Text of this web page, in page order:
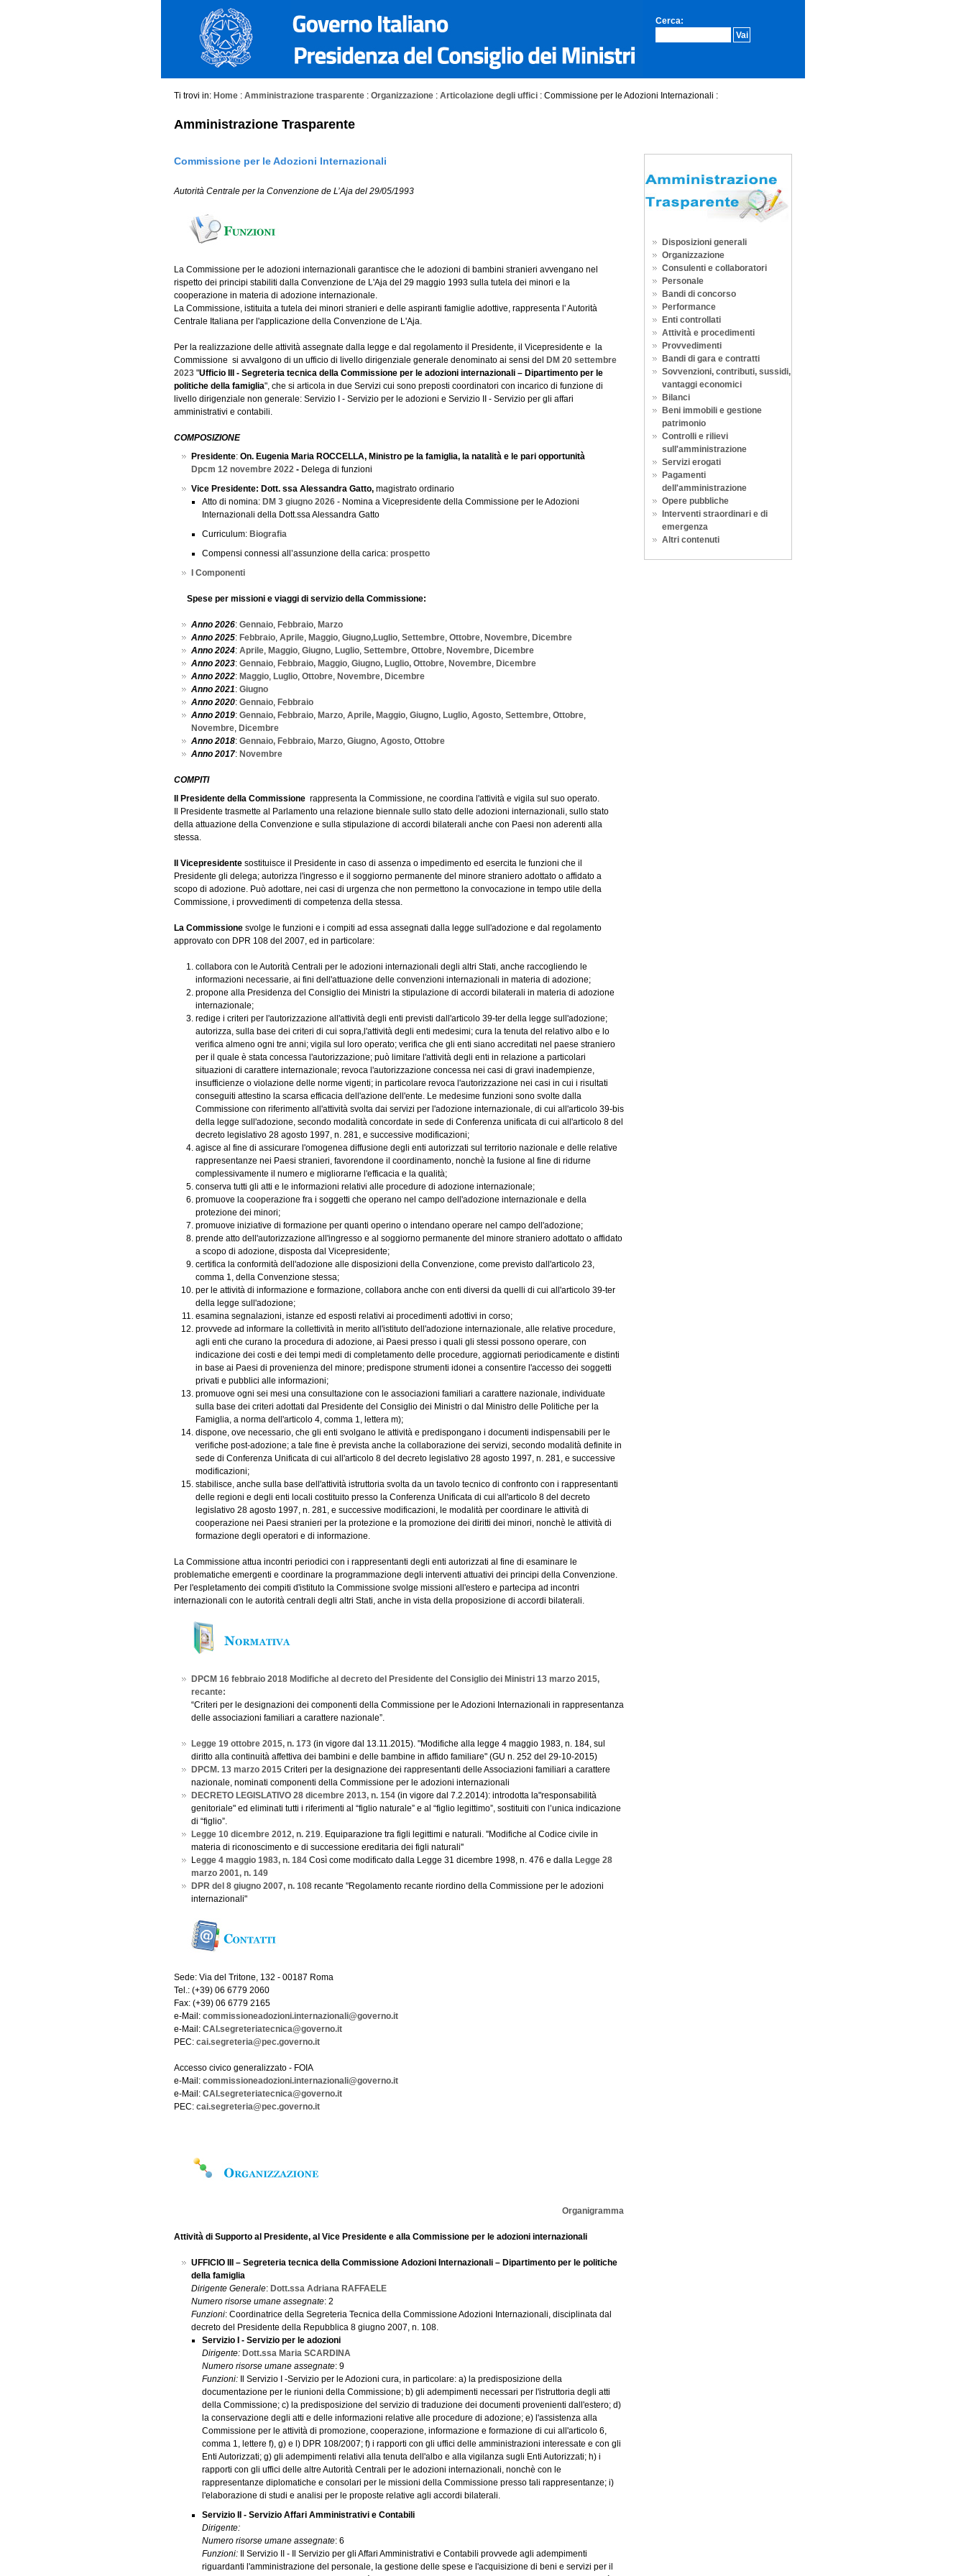
Cerca:
Ti trovi in: Home : Amministrazione trasparente : Organizzazione : Articolazione degli uffici : Commissione per le Adozioni Internazionali :
Amministrazione Trasparente
Commissione per le Adozioni Internazionali
Autorità Centrale per la Convenzione de L’Aja del 29/05/1993
La Commissione per le adozioni internazionali garantisce che le adozioni di bambini stranieri avvengano nel
rispetto dei principi stabiliti dalla Convenzione de L'Aja del 29 maggio 1993 sulla tutela dei minori e la
cooperazione in materia di adozione internazionale.
La Commissione, istituita a tutela dei minori stranieri e delle aspiranti famiglie adottive, rappresenta l' Autorità
Centrale Italiana per l'applicazione della Convenzione de L'Aja.
Per la realizzazione delle attività assegnate dalla legge e dal regolamento il Presidente, il Vicepresidente e la
Commissione si avvalgono di un ufficio di livello dirigenziale generale denominato ai sensi del DM 20 settembre
2023 "Ufficio III - Segreteria tecnica della Commissione per le adozioni internazionali – Dipartimento per le
politiche della famiglia", che si articola in due Servizi cui sono preposti coordinatori con incarico di funzione di
livello dirigenziale non generale: Servizio I - Servizio per le adozioni e Servizio II - Servizio per gli affari
amministrativi e contabili.
COMPOSIZIONE
Presidente: On. Eugenia Maria ROCCELLA, Ministro pe la famiglia, la natalità e le pari opportunità
Dpcm 12 novembre 2022 - Delega di funzioni
Vice Presidente: Dott. ssa Alessandra Gatto, magistrato ordinario
Atto di nomina: DM 3 giugno 2026 - Nomina a Vicepresidente della Commissione per le Adozioni
Internazionali della Dott.ssa Alessandra Gatto
Curriculum: Biografia
Compensi connessi all’assunzione della carica: prospetto
I Componenti
Spese per missioni e viaggi di servizio della Commissione:
Anno 2026: Gennaio, Febbraio, Marzo
Anno 2025: Febbraio, Aprile, Maggio, Giugno,Luglio, Settembre, Ottobre, Novembre, Dicembre
Anno 2024: Aprile, Maggio, Giugno, Luglio, Settembre, Ottobre, Novembre, Dicembre
Anno 2023: Gennaio, Febbraio, Maggio, Giugno, Luglio, Ottobre, Novembre, Dicembre
Anno 2022: Maggio, Luglio, Ottobre, Novembre, Dicembre
Anno 2021: Giugno
Anno 2020: Gennaio, Febbraio
Anno 2019: Gennaio, Febbraio, Marzo, Aprile, Maggio, Giugno, Luglio, Agosto, Settembre, Ottobre,
Novembre, Dicembre
Anno 2018: Gennaio, Febbraio, Marzo, Giugno, Agosto, Ottobre
Anno 2017: Novembre
COMPITI
Il Presidente della Commissione rappresenta la Commissione, ne coordina l'attività e vigila sul suo operato.
Il Presidente trasmette al Parlamento una relazione biennale sullo stato delle adozioni internazionali, sullo stato
della attuazione della Convenzione e sulla stipulazione di accordi bilaterali anche con Paesi non aderenti alla
stessa.
Il Vicepresidente sostituisce il Presidente in caso di assenza o impedimento ed esercita le funzioni che il
Presidente gli delega; autorizza l'ingresso e il soggiorno permanente del minore straniero adottato o affidato a
scopo di adozione. Può adottare, nei casi di urgenza che non permettono la convocazione in tempo utile della
Commissione, i provvedimenti di competenza della stessa.
La Commissione svolge le funzioni e i compiti ad essa assegnati dalla legge sull'adozione e dal regolamento
approvato con DPR 108 del 2007, ed in particolare:
collabora con le Autorità Centrali per le adozioni internazionali degli altri Stati, anche raccogliendo le
informazioni necessarie, ai fini dell'attuazione delle convenzioni internazionali in materia di adozione;
propone alla Presidenza del Consiglio dei Ministri la stipulazione di accordi bilaterali in materia di adozione
internazionale;
redige i criteri per l'autorizzazione all'attività degli enti previsti dall'articolo 39-ter della legge sull'adozione;
autorizza, sulla base dei criteri di cui sopra,l'attività degli enti medesimi; cura la tenuta del relativo albo e lo
verifica almeno ogni tre anni; vigila sul loro operato; verifica che gli enti siano accreditati nel paese straniero
per il quale è stata concessa l'autorizzazione; può limitare l'attività degli enti in relazione a particolari
situazioni di carattere internazionale; revoca l'autorizzazione concessa nei casi di gravi inadempienze,
insufficienze o violazione delle norme vigenti; in particolare revoca l'autorizzazione nei casi in cui i risultati
conseguiti attestino la scarsa efficacia dell'azione dell'ente. Le medesime funzioni sono svolte dalla
Commissione con riferimento all'attività svolta dai servizi per l'adozione internazionale, di cui all'articolo 39-bis
della legge sull'adozione, secondo modalità concordate in sede di Conferenza unificata di cui all'articolo 8 del
decreto legislativo 28 agosto 1997, n. 281, e successive modificazioni;
agisce al fine di assicurare l'omogenea diffusione degli enti autorizzati sul territorio nazionale e delle relative
rappresentanze nei Paesi stranieri, favorendone il coordinamento, nonchè la fusione al fine di ridurne
complessivamente il numero e migliorarne l'efficacia e la qualità;
conserva tutti gli atti e le informazioni relativi alle procedure di adozione internazionale;
promuove la cooperazione fra i soggetti che operano nel campo dell'adozione internazionale e della
protezione dei minori;
promuove iniziative di formazione per quanti operino o intendano operare nel campo dell'adozione;
prende atto dell'autorizzazione all'ingresso e al soggiorno permanente del minore straniero adottato o affidato
a scopo di adozione, disposta dal Vicepresidente;
certifica la conformità dell'adozione alle disposizioni della Convenzione, come previsto dall'articolo 23,
comma 1, della Convenzione stessa;
per le attività di informazione e formazione, collabora anche con enti diversi da quelli di cui all'articolo 39-ter
della legge sull'adozione;
esamina segnalazioni, istanze ed esposti relativi ai procedimenti adottivi in corso;
provvede ad informare la collettività in merito all'istituto dell'adozione internazionale, alle relative procedure,
agli enti che curano la procedura di adozione, ai Paesi presso i quali gli stessi possono operare, con
indicazione dei costi e dei tempi medi di completamento delle procedure, aggiornati periodicamente e distinti
in base ai Paesi di provenienza del minore; predispone strumenti idonei a consentire l'accesso dei soggetti
privati e pubblici alle informazioni;
promuove ogni sei mesi una consultazione con le associazioni familiari a carattere nazionale, individuate
sulla base dei criteri adottati dal Presidente del Consiglio dei Ministri o dal Ministro delle Politiche per la
Famiglia, a norma dell'articolo 4, comma 1, lettera m);
dispone, ove necessario, che gli enti svolgano le attività e predispongano i documenti indispensabili per le
verifiche post-adozione; a tale fine è prevista anche la collaborazione dei servizi, secondo modalità definite in
sede di Conferenza Unificata di cui all'articolo 8 del decreto legislativo 28 agosto 1997, n. 281, e successive
modificazioni;
stabilisce, anche sulla base dell'attività istruttoria svolta da un tavolo tecnico di confronto con i rappresentanti
delle regioni e degli enti locali costituito presso la Conferenza Unificata di cui all'articolo 8 del decreto
legislativo 28 agosto 1997, n. 281, e successive modificazioni, le modalità per coordinare le attività di
cooperazione nei Paesi stranieri per la protezione e la promozione dei diritti dei minori, nonchè le attività di
formazione degli operatori e di informazione.
La Commissione attua incontri periodici con i rappresentanti degli enti autorizzati al fine di esaminare le
problematiche emergenti e coordinare la programmazione degli interventi attuativi dei principi della Convenzione.
Per l'espletamento dei compiti d'istituto la Commissione svolge missioni all'estero e partecipa ad incontri
internazionali con le autorità centrali degli altri Stati, anche in vista della proposizione di accordi bilaterali.
DPCM 16 febbraio 2018 Modifiche al decreto del Presidente del Consiglio dei Ministri 13 marzo 2015,
recante:
“Criteri per le designazioni dei componenti della Commissione per le Adozioni Internazionali in rappresentanza
delle associazioni familiari a carattere nazionale”.
Legge 19 ottobre 2015, n. 173 (in vigore dal 13.11.2015). "Modifiche alla legge 4 maggio 1983, n. 184, sul
diritto alla continuità affettiva dei bambini e delle bambine in affido familiare" (GU n. 252 del 29-10-2015)
DPCM. 13 marzo 2015 Criteri per la designazione dei rappresentanti delle Associazioni familiari a carattere
nazionale, nominati componenti della Commissione per le adozioni internazionali
DECRETO LEGISLATIVO 28 dicembre 2013, n. 154 (in vigore dal 7.2.2014): introdotta la"responsabilità
genitoriale" ed eliminati tutti i riferimenti al “figlio naturale” e al “figlio legittimo”, sostituiti con l’unica indicazione
di “figlio”.
Legge 10 dicembre 2012, n. 219. Equiparazione tra figli legittimi e naturali. ''Modifiche al Codice civile in
materia di riconoscimento e di successione ereditaria dei figli naturali''
Legge 4 maggio 1983, n. 184 Così come modificato dalla Legge 31 dicembre 1998, n. 476 e dalla Legge 28
marzo 2001, n. 149
DPR del 8 giugno 2007, n. 108 recante "Regolamento recante riordino della Commissione per le adozioni
internazionali"
Sede: Via del Tritone, 132 - 00187 Roma
Tel.: (+39) 06 6779 2060
Fax: (+39) 06 6779 2165
e-Mail: commissioneadozioni.internazionali@governo.it
e-Mail: CAI.segreteriatecnica@governo.it
PEC: cai.segreteria@pec.governo.it
Accesso civico generalizzato - FOIA
e-Mail: commissioneadozioni.internazionali@governo.it
e-Mail: CAI.segreteriatecnica@governo.it
PEC: cai.segreteria@pec.governo.it
Organigramma
Attività di Supporto al Presidente, al Vice Presidente e alla Commissione per le adozioni internazionali
UFFICIO III – Segreteria tecnica della Commissione Adozioni Internazionali – Dipartimento per le politiche
della famiglia
Dirigente Generale: Dott.ssa Adriana RAFFAELE
Numero risorse umane assegnate: 2
Funzioni: Coordinatrice della Segreteria Tecnica della Commissione Adozioni Internazionali, disciplinata dal
decreto del Presidente della Repubblica 8 giugno 2007, n. 108.
Servizio I - Servizio per le adozioni
Dirigente: Dott.ssa Maria SCARDINA
Numero risorse umane assegnate: 9
Funzioni: Il Servizio I -Servizio per le Adozioni cura, in particolare: a) la predisposizione della
documentazione per le riunioni della Commissione; b) gli adempimenti necessari per l'istruttoria degli atti
della Commissione; c) la predisposizione del servizio di traduzione dei documenti provenienti dall'estero; d)
la conservazione degli atti e delle informazioni relative alle procedure di adozione; e) l'assistenza alla
Commissione per le attività di promozione, cooperazione, informazione e formazione di cui all'articolo 6,
comma 1, lettere f), g) e l) DPR 108/2007; f) i rapporti con gli uffici delle amministrazioni interessate e con gli
Enti Autorizzati; g) gli adempimenti relativi alla tenuta dell'albo e alla vigilanza sugli Enti Autorizzati; h) i
rapporti con gli uffici delle altre Autorità Centrali per le adozioni internazionali, nonchè con le
rappresentanze diplomatiche e consolari per le missioni della Commissione presso tali rappresentanze; i)
l'elaborazione di studi e analisi per le proposte relative agli accordi bilaterali.
Servizio II - Servizio Affari Amministrativi e Contabili
Dirigente:
Numero risorse umane assegnate: 6
Funzioni: Il Servizio II - Il Servizio per gli Affari Amministrativi e Contabili provvede agli adempimenti
riguardanti l'amministrazione del personale, la gestione delle spese e l'acquisizione di beni e servizi per il
Disposizioni generali
Organizzazione
Consulenti e collaboratori
Personale
Bandi di concorso
Performance
Enti controllati
Attività e procedimenti
Provvedimenti
Bandi di gara e contratti
Sovvenzioni, contributi, sussidi,
vantaggi economici
Bilanci
Beni immobili e gestione
patrimonio
Controlli e rilievi
sull'amministrazione
Servizi erogati
Pagamenti
dell'amministrazione
Opere pubbliche
Interventi straordinari e di
emergenza
Altri contenuti